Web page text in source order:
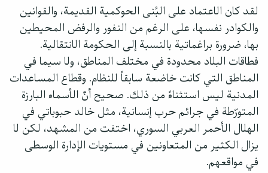
لقد كان الاعتماد على البُنى الحوكمية القديمة، والقوانين
والكوادر نفسها، على الرغم من النفور والرفض المحيطين
بها، ضرورة براغماتية بالنسبة إلى الحكومة الانتقالية.
فطاقات البلاد محدودة في مختلف المناطق، ولا سيما في
المناطق التي كانت خاضعة سابقاً للنظام. وقطاع المساعدات
المدنية ليس استثناءً من ذلك. صحيح أنّ الأسماء البارزة
المتورّطة في جرائم حرب إنسانية، مثل خالد حبوباتي في
الهلال الأحمر العربي السوري، اختفت من المشهد، لكن لا
يزال الكثير من المتعاونين في مستويات الإدارة الوسطى
في مواقعهم.